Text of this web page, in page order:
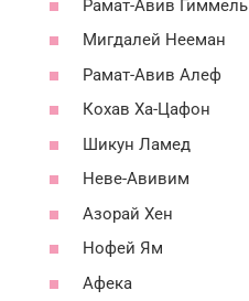
Рамат-Авив Гиммель
Мигдалей Нееман
Рамат-Авив Алеф
Кохав Ха-Цафон
Шикун Ламед
Неве-Авивим
Азорай Хен
Нофей Ям
Афека